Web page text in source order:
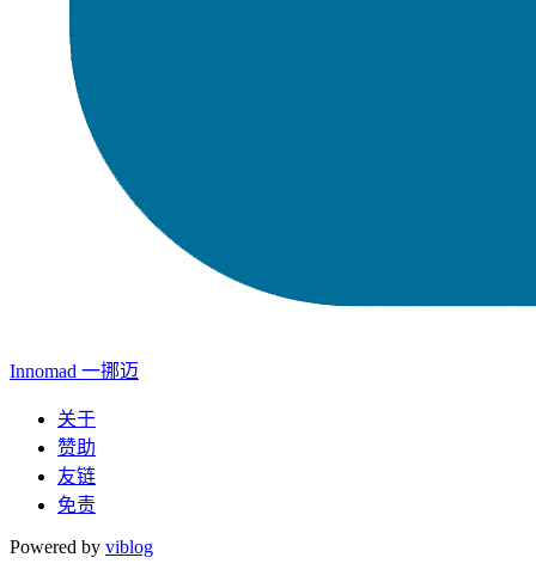
Innomad 一挪迈
关于
赞助
友链
免责
Powered by viblog